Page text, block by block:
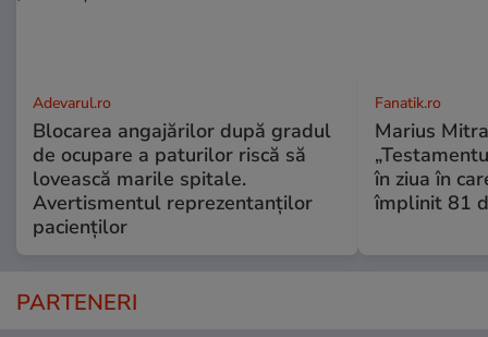
Adevarul.ro
Blocarea angajărilor după gradul
de ocupare a paturilor riscă să
lovească marile spitale.
Avertismentul reprezentanților
pacienților
Fanatik.ro
Marius
în ziua în
împlinit 81
PARTENERI